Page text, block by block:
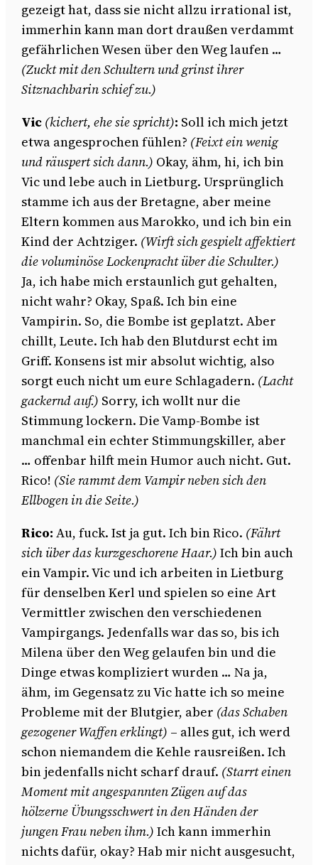
gezeigt hat, dass sie nicht allzu irrational ist,
immerhin kann man dort draußen verdammt
gefährlichen Wesen über den Weg laufen …
(Zuckt mit den Schultern und grinst ihrer
Sitznachbarin schief zu.)
Vic (kichert, ehe sie spricht): Soll ich mich jetzt
etwa angesprochen fühlen? (Feixt ein wenig
und räuspert sich dann.) Okay, ähm, hi, ich bin
Vic und lebe auch in Lietburg. Ursprünglich
stamme ich aus der Bretagne, aber meine
Eltern kommen aus Marokko, und ich bin ein
Kind der Achtziger. (Wirft sich gespielt affektiert
die voluminöse Lockenpracht über die Schulter.)
Ja, ich habe mich erstaunlich gut gehalten,
nicht wahr? Okay, Spaß. Ich bin eine
Vampirin. So, die Bombe ist geplatzt. Aber
chillt, Leute. Ich hab den Blutdurst echt im
Griff. Konsens ist mir absolut wichtig, also
sorgt euch nicht um eure Schlagadern. (Lacht
gackernd auf.) Sorry, ich wollt nur die
Stimmung lockern. Die Vamp-Bombe ist
manchmal ein echter Stimmungskiller, aber
… offenbar hilft mein Humor auch nicht. Gut.
Rico! (Sie rammt dem Vampir neben sich den
Ellbogen in die Seite.)
Rico: Au, fuck. Ist ja gut. Ich bin Rico. (Fährt
sich über das kurzgeschorene Haar.) Ich bin auch
ein Vampir. Vic und ich arbeiten in Lietburg
für denselben Kerl und spielen so eine Art
Vermittler zwischen den verschiedenen
Vampirgangs. Jedenfalls war das so, bis ich
Milena über den Weg gelaufen bin und die
Dinge etwas kompliziert wurden … Na ja,
ähm, im Gegensatz zu Vic hatte ich so meine
Probleme mit der Blutgier, aber (das Schaben
gezogener Waffen erklingt) – alles gut, ich werd
schon niemandem die Kehle rausreißen. Ich
bin jedenfalls nicht scharf drauf. (Starrt einen
Moment mit angespannten Zügen auf das
hölzerne Übungsschwert in den Händen der
jungen Frau neben ihm.) Ich kann immerhin
nichts dafür, okay? Hab mir nicht ausgesucht,